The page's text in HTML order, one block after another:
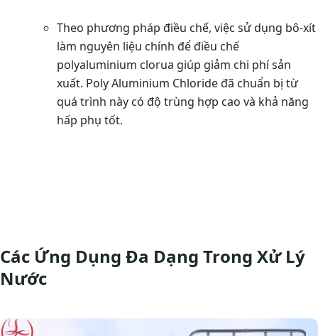
Theo phương pháp điều chế, việc sử dụng bô-xít
làm nguyên liệu chính để điều chế
polyaluminium clorua giúp giảm chi phí sản
xuất. Poly Aluminium Chloride đã chuẩn bị từ
quá trình này có độ trùng hợp cao và khả năng
hấp phụ tốt.
Các Ứng Dụng Đa Dạng Trong Xử Lý
Nước